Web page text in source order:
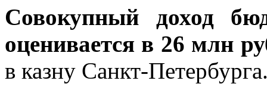
Совокупный доход
оценивается в 26 млн
в казну Санкт-